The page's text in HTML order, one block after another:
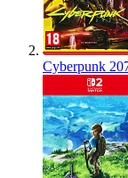
Cyberpunk